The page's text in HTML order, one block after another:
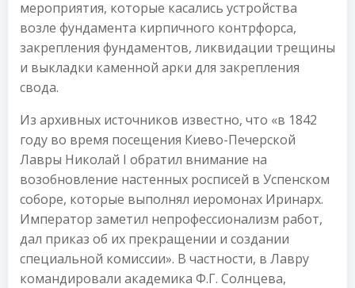
мероприятия, которые касались устройства
возле фундамента кирпичного контрфорса,
закрепления фундаментов, ликвидации трещины
и выкладки каменной арки для закрепления
свода.
Из архивных источников известно, что «в 1842
году во время посещения Киево-Печерской
Лавры Николай І обратил внимание на
возобновление настенных росписей в Успенском
соборе, которые выполнял иеромонах Иринарх.
Император заметил непрофессионализм работ,
дал приказ об их прекращении и создании
специальной комиссии». В частности, в Лавру
командировали академика Ф.Г. Солнцева,